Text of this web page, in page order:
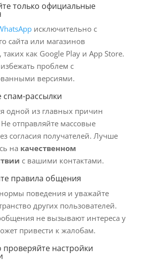
только официальные
исключительно с
сайта или магазинов
как Google Play и App Store.
проблем с
версиями.
спам-рассылки
одной из главных причин
отправляйте массовые
согласия получателей. Лучше
на качественном
с вашими контактами.
правила общения
поведения и уважайте
других пользователей.
не вызывают интереса у
привести к жалобам.
проверяйте настройки